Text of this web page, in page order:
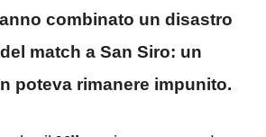
combinato un disastro
match a San Siro: un
poteva rimanere impunito.